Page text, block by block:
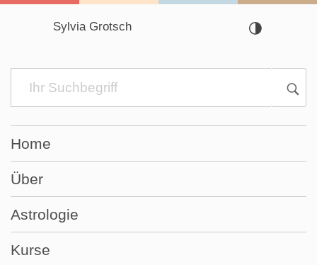
Sylvia Grotsch
Navigation
überspringen
Home
Über
Astrologie
Kurse